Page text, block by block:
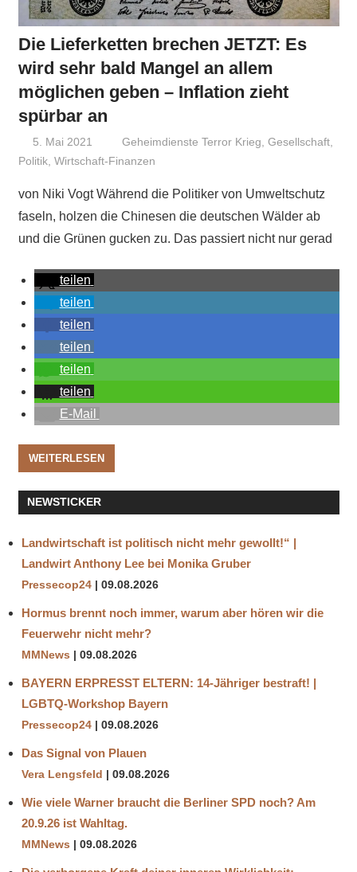
Die Lieferketten brechen JETZT: Es
wird sehr bald Mangel an allem
möglichen geben – Inflation zieht
spürbar an
5. Mai 2021 Niki Vogt
Geheimdienste Terror Krieg,Gesellschaft,
Politik, Wirtschaft-Finanzen
von Niki Vogt Während die Politiker von Umweltschutz
faseln, holzen die Chinesen die deutschen Wälder ab
und die Grünen gucken zu. Das passiert nicht nur gerad
teilen
teilen
teilen
teilen
teilen
teilen
E-Mail
WEITERLESEN
NEWSTICKER
Landwirtschaft ist politisch nicht mehr gewollt!“ |
Landwirt Anthony Lee bei Monika Gruber
Pressecop24 09.08.2026
Hormus brennt noch immer, warum aber hören wir die
Feuerwehr nicht mehr?
MMNews 09.08.2026
BAYERN ERPRESST ELTERN: 14-Jähriger bestraft! |
LGBTQ-Workshop Bayern
Pressecop24 09.08.2026
Das Signal von Plauen
Vera Lengsfeld 09.08.2026
Wie viele Warner braucht die Berliner SPD noch? Am
20.9.26 ist Wahltag.
MMNews 09.08.2026